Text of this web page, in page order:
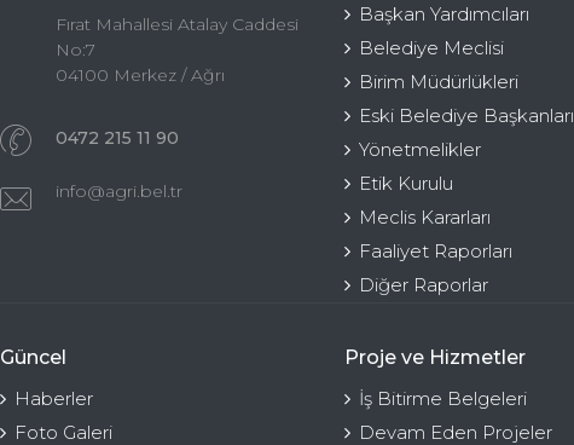
Fırat Mahallesi Atalay Caddesi
No:7
04100 Merkez / Ağrı
0472 215 11 90
info@agri.bel.tr
Başkan Yardımcıları
Belediye Meclisi
Birim Müdürlükleri
Eski Belediye Başkanları
Yönetmelikler
Etik Kurulu
Meclis Kararları
Faaliyet Raporları
Diğer Raporlar
Güncel
Haberler
Foto Galeri
Proje ve Hizmetler
İş Bitirme Belgeleri
Devam Eden Projeler